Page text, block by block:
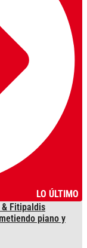
LO ÚLTIMO
& Fitipaldis
piano y